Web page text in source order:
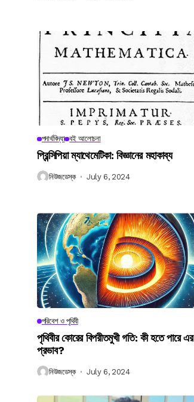
পদার্থবিদ্যা বই আলোচনা
প্রিন্সিপিয়া ম্যাথেমেটিকা: বিজ্ঞানের মহাকাব্য
নিউজডেস্ক July 6, 2024
পরিবেশ ও পৃথিবী
পৃথিবীর কোরের বিপরীতমুখী গতি: কী হতে পারে এর
প্রভাব?
নিউজডেস্ক July 6, 2024